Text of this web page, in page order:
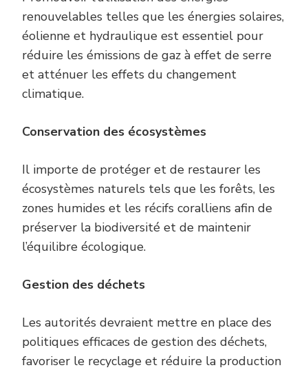
renouvelables telles que les énergies solaires,
éolienne et hydraulique est essentiel pour
réduire les émissions de gaz à effet de serre
et atténuer les effets du changement
climatique.
Conservation des écosystèmes
Il importe de protéger et de restaurer les
écosystèmes naturels tels que les forêts, les
zones humides et les récifs coralliens afin de
préserver la biodiversité et de maintenir
l’équilibre écologique.
Gestion des déchets
Les autorités devraient mettre en place des
politiques efficaces de gestion des déchets,
favoriser le recyclage et réduire la production